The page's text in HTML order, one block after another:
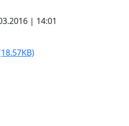
| 14:01